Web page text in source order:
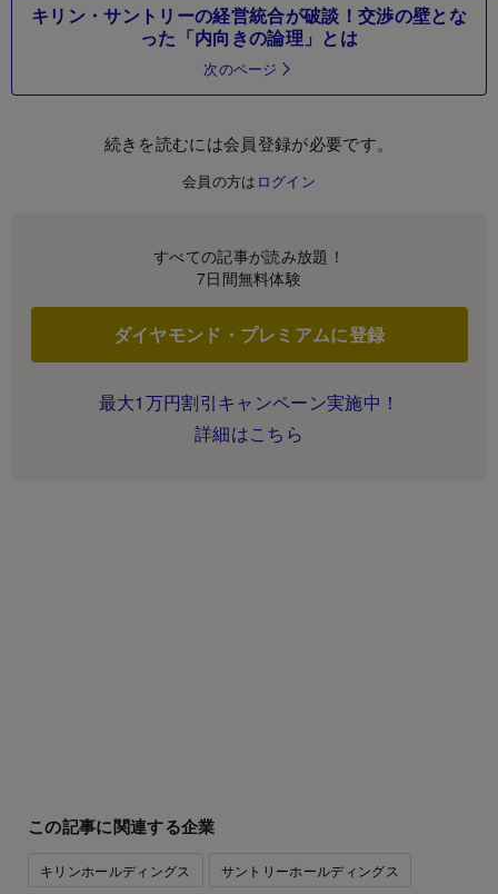
キリン・サントリーの経営統合が破談！交渉の壁とな
った「内向きの論理」とは
次のページ
続きを読むには会員登録が必要です。
会員の方は ログイン
すべての記事が読み放題！
7日間無料体験
ダイヤモンド・プレミアムに登録
最大1万円割引キャンペーン実施中！
詳細はこちら
この記事に関連する企業
キリンホールディングス サントリーホールディングス